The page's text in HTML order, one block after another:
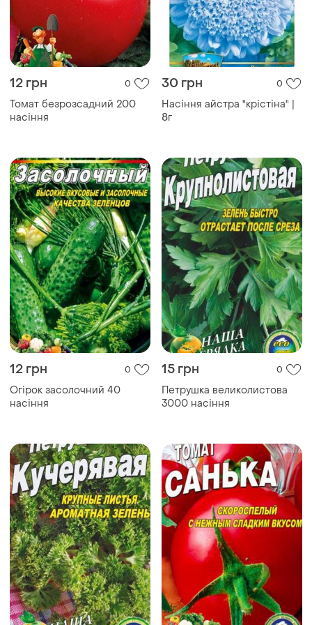
12 грн 0
Томат безрозсадний 200
насіння
30 грн 0
Насіння айстра "крістіна" |
8г
12 грн 0
Огірок засолочний 40
насіння
15 грн 0
Петрушка великолистова
3000 насіння